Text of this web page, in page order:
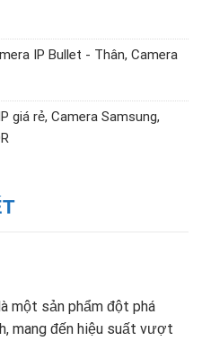
IP Bullet - Thân, Camera
giá rẻ, Camera Samsung,
một sản phẩm đột phá
mang đến hiệu suất vượt